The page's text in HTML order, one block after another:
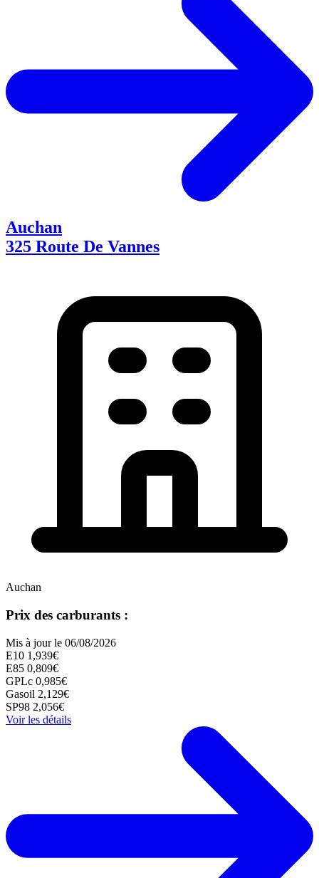
Auchan
325 Route De Vannes
Auchan
Prix des carburants :
Mis à jour le 06/08/2026
E10 1,939€
E85 0,809€
GPLc 0,985€
Gasoil 2,129€
SP98 2,056€
Voir les détails